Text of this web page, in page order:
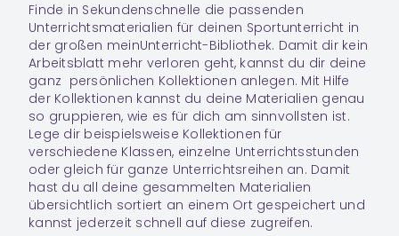
Finde in Sekundenschnelle die passenden
Unterrichtsmaterialien für deinen Sportunterricht in
der großen meinUnterricht-Bibliothek. Damit dir kein
Arbeitsblatt mehr verloren geht, kannst du dir deine
ganz persönlichen Kollektionen anlegen. Mit Hilfe
der Kollektionen kannst du deine Materialien genau
so gruppieren, wie es für dich am sinnvollsten ist.
Lege dir beispielsweise Kollektionen für
verschiedene Klassen, einzelne Unterrichtsstunden
oder gleich für ganze Unterrichtsreihen an. Damit
hast du all deine gesammelten Materialien
übersichtlich sortiert an einem Ort gespeichert und
kannst jederzeit schnell auf diese zugreifen.